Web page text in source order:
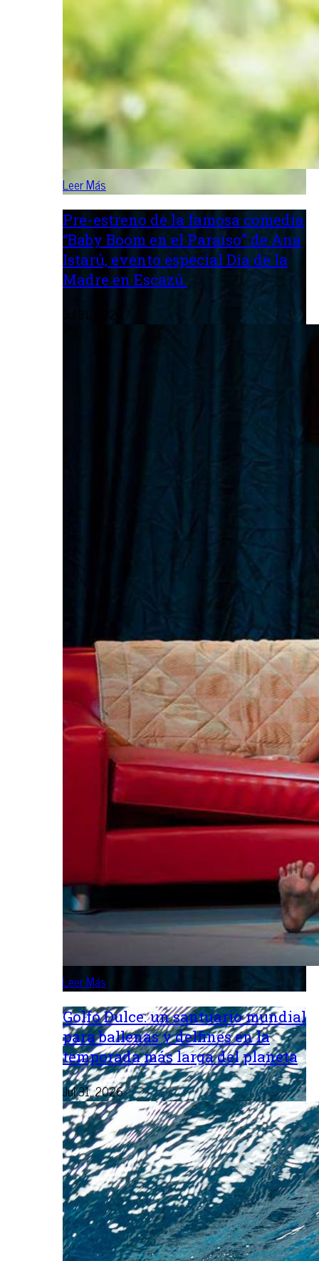
Leer Más
Pre-estreno de la famosa comedia
“Baby Boom en el Paraíso” de Ana
Istarú, evento especial Día de la
Madre en Escazú.
Jul 31, 2026
Leer Más
Golfo Dulce: un santuario mundial
para ballenas y delfines en la
temporada más larga del planeta
Jul 31, 2026